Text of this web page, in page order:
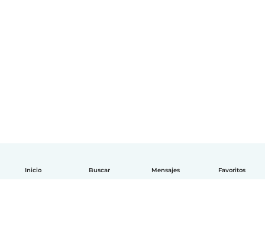
Inicio Buscar Mensajes Favoritos